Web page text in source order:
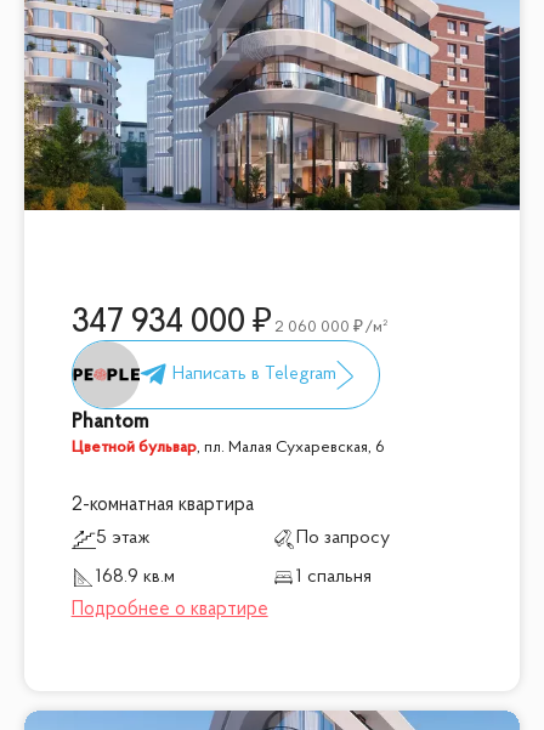
347 934 000 2 060 000 /м²
Phantom
Цветной бульвар, пл. Малая Сухаревская, 6
2-комнатная квартира
5 этаж
По запросу
168.9 кв.м
1 спальня